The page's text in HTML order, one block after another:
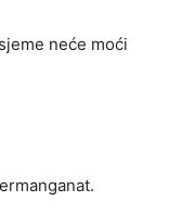
neće moći